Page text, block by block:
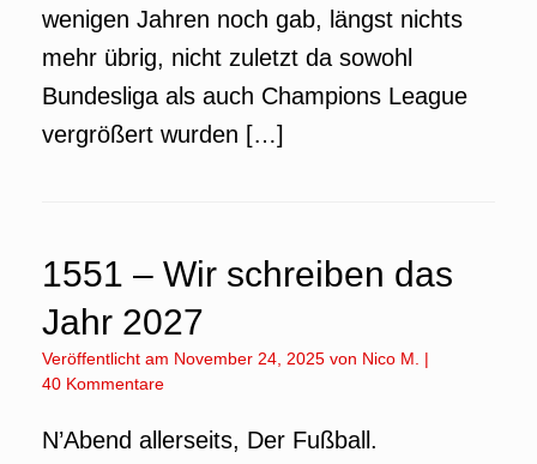
wenigen Jahren noch gab, längst nichts
mehr übrig, nicht zuletzt da sowohl
Bundesliga als auch Champions League
vergrößert wurden […]
1551 – Wir schreiben das
Jahr 2027
Veröffentlicht am November 24, 2025 von Nico M.
|
40 Kommentare
N’Abend allerseits, Der Fußball.